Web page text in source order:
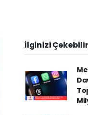
İlginizi Çekebilir